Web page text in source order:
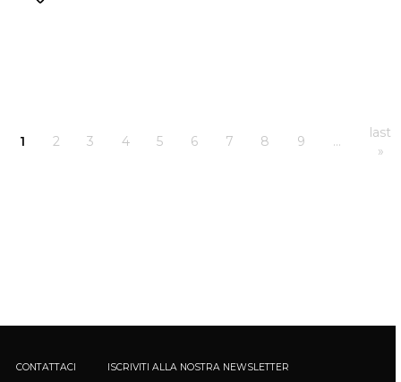
1 2 3 4 5 6 7 8 9 …
last
»
CONTATTACI ISCRIVITI ALLA NOSTRA NEWSLETTER